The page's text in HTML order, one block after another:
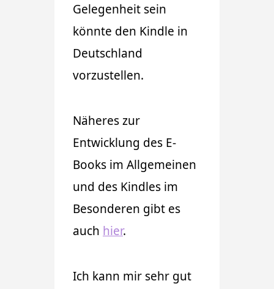
Gelegenheit sein
könnte den Kindle in
Deutschland
vorzustellen.
Näheres zur
Entwicklung des E-
Books im Allgemeinen
und des Kindles im
Besonderen gibt es
auch hier.
Ich kann mir sehr gut